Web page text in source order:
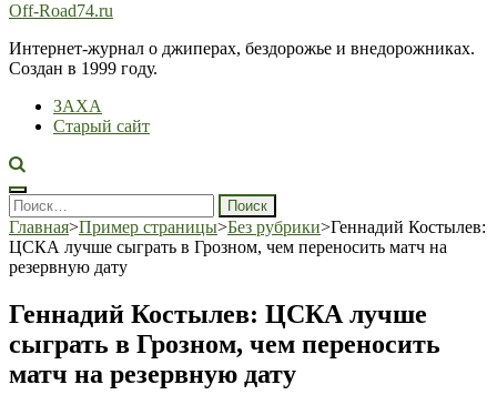
Off-Road74.ru
Интернет-журнал о джиперах, бездорожье и внедорожниках.
Создан в 1999 году.
ЗАХА
Старый сайт
Найти:
Главная>Пример страницы>Без рубрики>Геннадий Костылев:
ЦСКА лучше сыграть в Грозном, чем переносить матч на
резервную дату
Геннадий Костылев: ЦСКА лучше
сыграть в Грозном, чем переносить
матч на резервную дату